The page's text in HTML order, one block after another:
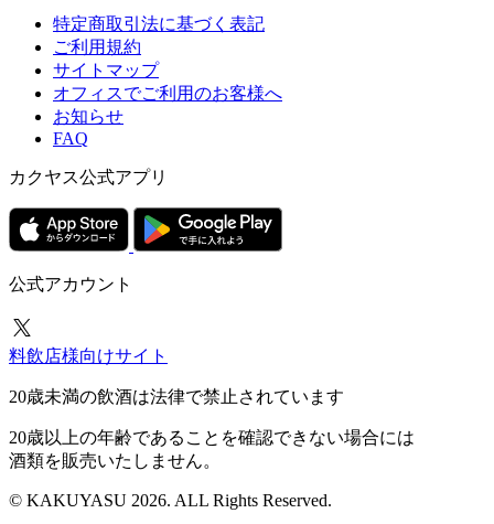
特定商取引法に基づく表記
ご利用規約
サイトマップ
オフィスでご利用のお客様へ
お知らせ
FAQ
カクヤス公式アプリ
公式アカウント
料飲店様向けサイト
20歳未満の飲酒は法律で禁止されています
20歳以上の年齢であることを確認できない場合には
酒類を販売いたしません。
© KAKUYASU 2026. ALL Rights Reserved.